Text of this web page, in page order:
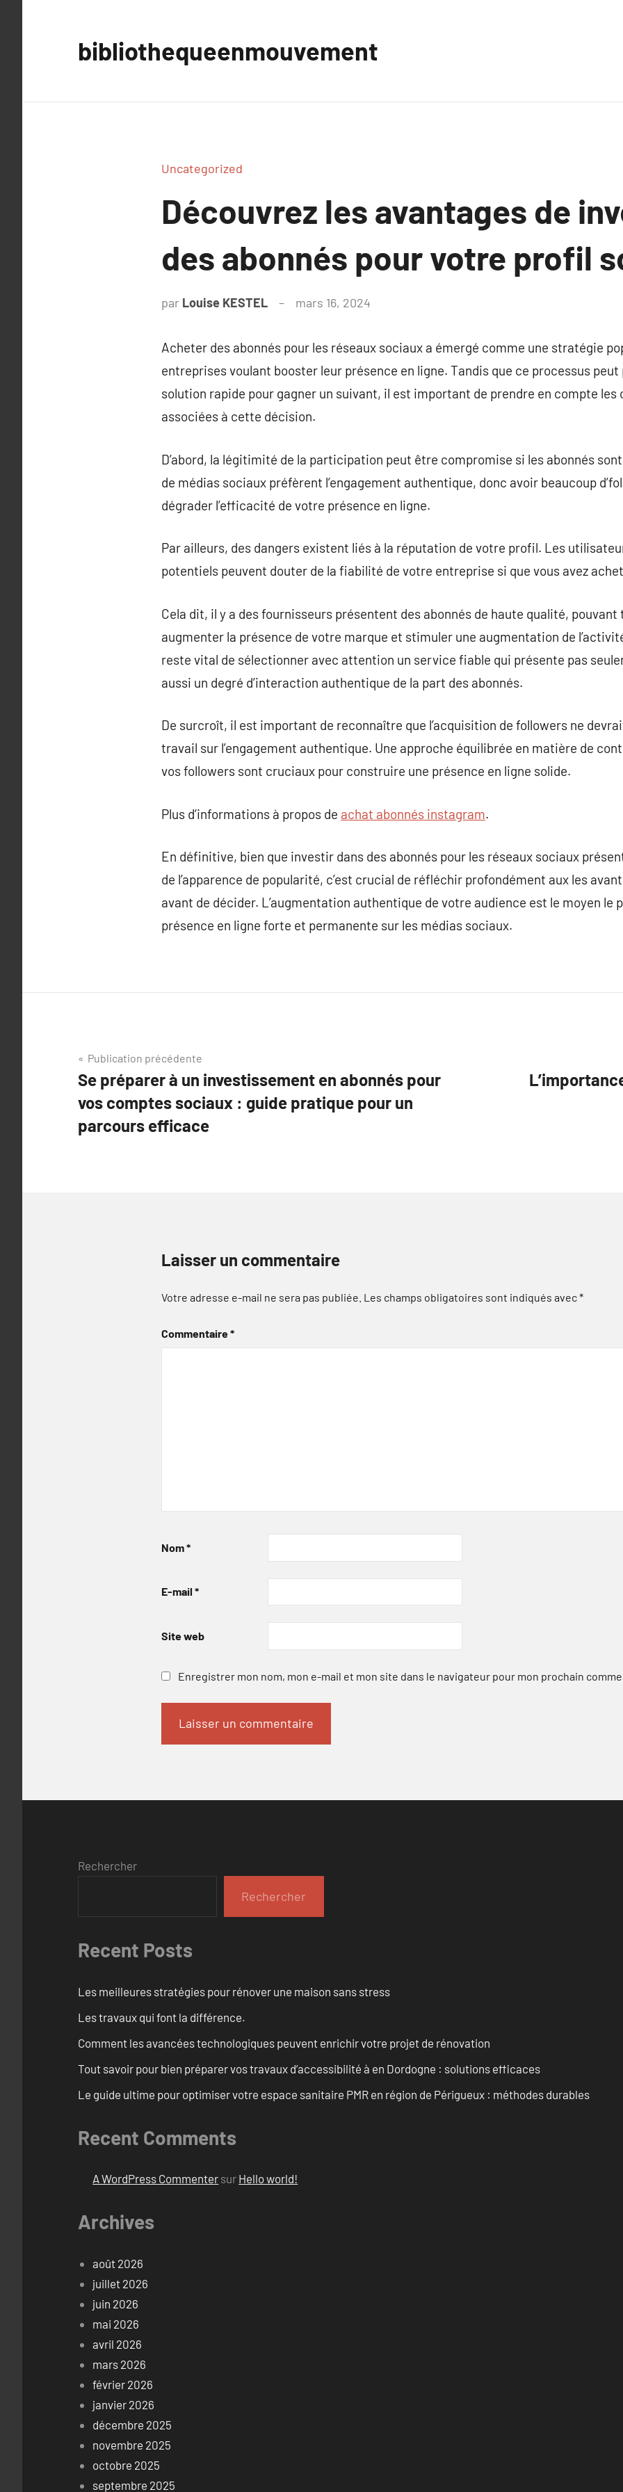
bibliothequeenmouvement
Uncategorized
Découvrez les avantages de
des abonnés pour votre profil
par Louise KESTEL mars 16, 2024
Acheter des abonnés pour les réseaux sociaux a émergé comme une stratégie
entreprises voulant booster leur présence en ligne. Tandis que ce processus
solution rapide pour gagner un suivant, il est important de prendre en compte
associées à cette décision.
D’abord, la légitimité de la participation peut être compromise si les abonnés
de médias sociaux préfèrent l’engagement authentique, donc avoir beaucoup
dégrader l’efficacité de votre présence en ligne.
Par ailleurs, des dangers existent liés à la réputation de votre profil. Les
potentiels peuvent douter de la fiabilité de votre entreprise si que vous avez
Cela dit, il y a des fournisseurs présentent des abonnés de haute qualité,
augmenter la présence de votre marque et stimuler une augmentation de
reste vital de sélectionner avec attention un service fiable qui présente pas
aussi un degré d’interaction authentique de la part des abonnés.
De surcroît, il est important de reconnaître que l’acquisition de followers ne
travail sur l’engagement authentique. Une approche équilibrée en matière de
vos followers sont cruciaux pour construire une présence en ligne solide.
Plus d’informations à propos de achat abonnés instagram.
En définitive, bien que investir dans des abonnés pour les réseaux sociaux
de l’apparence de popularité, c’est crucial de réfléchir profondément aux les
avant de décider. L’augmentation authentique de votre audience est le moyen le
présence en ligne forte et permanente sur les médias sociaux.
Navigation
de
l’article
Publication précédente
Se préparer à un investissement en abonnés pour
vos comptes sociaux : guide pratique pour un
parcours efficace
Laisser un commentaire
Votre adresse e-mail ne sera pas publiée. Les champs obligatoires sont indiqués avec*
Commentaire*
Nom*
E-mail *
Site web
Enregistrer mon nom, mon e-mail et mon site dans le navigateur pour mon prochain
Rechercher
Rechercher
Recent Posts
Les meilleures stratégies pour rénover une maison sans stress
Les travaux qui font la différence.
Comment les avancées technologiques peuvent enrichir votre projet de rénovation
Tout savoir pour bien préparer vos travaux d’accessibilité à en Dordogne : solutions efficaces
Le guide ultime pour optimiser votre espace sanitaire PMR en région de Périgueux : méthodes durables
Recent Comments
A WordPress Commenter sur Hello world!
Archives
août 2026
juillet 2026
juin 2026
mai 2026
avril 2026
mars 2026
février 2026
janvier 2026
décembre 2025
novembre 2025
octobre 2025
septembre 2025